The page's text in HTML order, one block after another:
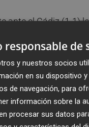
ante el Cádiz (1-1)
1953/54
Castellón, reunidas
ín aquí.
responsable de
y nuestros socios
en su dispositivo
de navegación, para
información sobre la
procesar sus datos